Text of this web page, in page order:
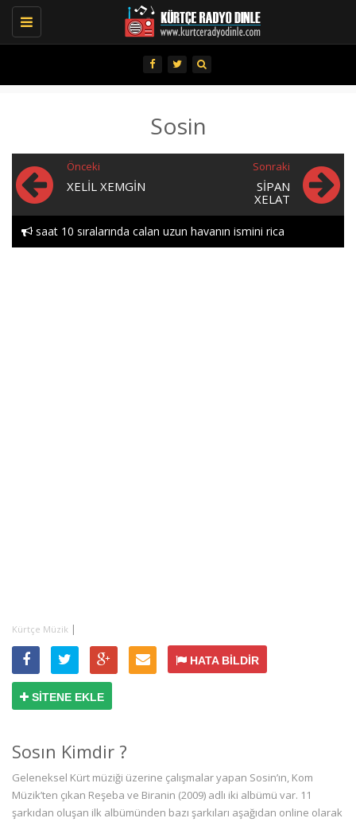
Toggle
navigation
Sosin
Önceki
XELIL XEMGIN
Sonraki
SIPAN
XELAT
saat 10 sıralarında calan uzun havanın ismini rica
Kürtçe Müzik |
HATA BİLDİR
SİTENE EKLE
Sosın Kimdir ?
Geleneksel Kürt müziği üzerine çalışmalar yapan Sosin’ın, Kom
Müzik’ten çıkan Reşeba ve Biranin (2009) adlı iki albümü var. 11
şarkıdan oluşan ilk albümünden bazı şarkıları aşağıdan online olarak